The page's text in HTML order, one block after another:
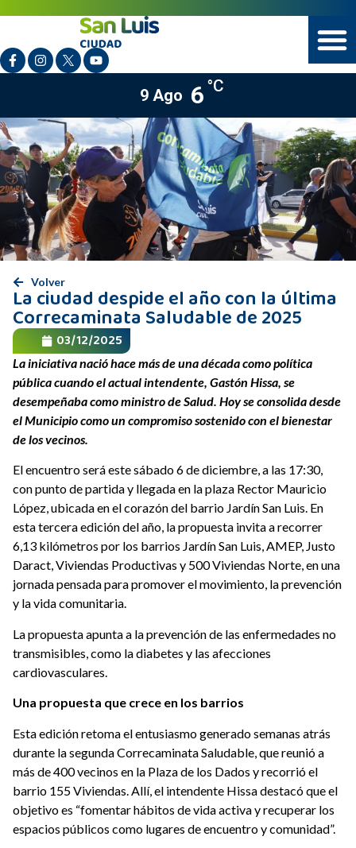
9 Ago 6 °C
Volver
La ciudad despide el año con la última
Correcaminata Saludable de 2025
03/12/2025
La iniciativa nació hace más de una década como política
pública cuando el actual intendente, Gastón Hissa, se
desempeñaba como ministro de Salud. Hoy se consolida desde
el Municipio como un compromiso sostenido con el bienestar
de los vecinos.
El encuentro será este sábado 6 de diciembre, a las 17:30,
con punto de partida y llegada en la plaza Rector Mauricio
López, ubicada en el corazón del barrio Jardín San Luis. En
esta tercera edición del año, la propuesta invita a recorrer
6,13 kilómetros por los barrios Jardín San Luis, AMEP, Justo
Daract, Viviendas Productivas y 500 Viviendas Norte, en una
jornada pensada para promover el movimiento, la prevención
y la vida comunitaria.
La propuesta apunta a la prevención de las enfermedades no
transmisibles, como la diabetes y las afecciones
cardiovasculares.
Una propuesta que crece en los barrios
Esta edición retoma el entusiasmo generado semanas atrás
durante la segunda Correcaminata Saludable, que reunió a
más de 400 vecinos en la Plaza de los Dados y recorrió el
barrio 155 Viviendas. Allí, el intendente Hissa destacó que el
objetivo es “fomentar hábitos de vida activa y recuperar los
espacios públicos como lugares de encuentro y comunidad”.